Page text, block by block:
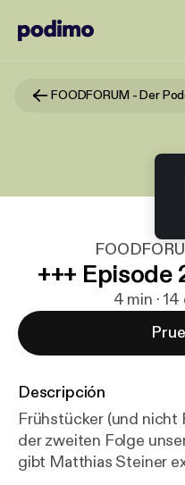
FOODFORUM - Der
+++ Episode
4 min ·
Descripción
Frühstücker (und nicht
der zweiten Folge
gibt Matthias Steiner